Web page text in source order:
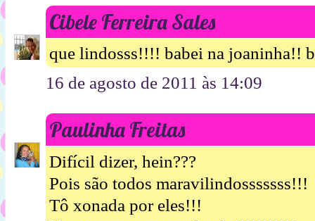
Cibele Ferreira Sales
que lindosss!!!! babei na joaninha!!
16 de agosto de 2011 às 14:09
Paulinha Freitas
Difícil dizer, hein???
Pois são todos maravilindosssssss!!!
Tô xonada por eles!!!